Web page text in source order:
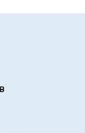
inch kết hợp cùng
nhàng, duy trì sự
chắn